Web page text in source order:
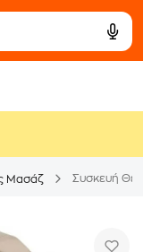
Μασάζ